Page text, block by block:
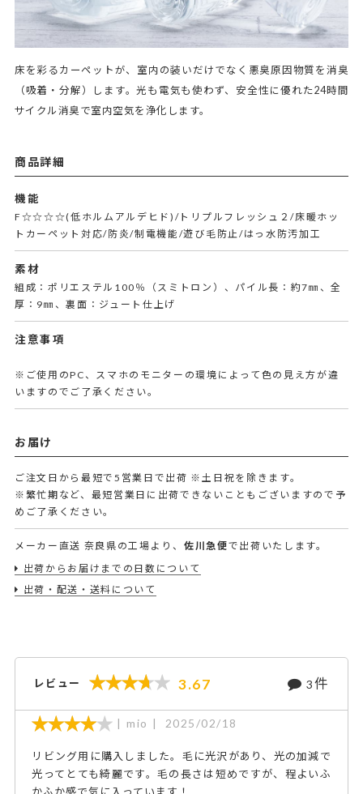
床を彩るカーペットが、室内の装いだけでなく悪臭原因物質を消臭
（吸着・分解）します。光も電気も使わず、安全性に優れた24時間
サイクル消臭で室内空気を浄化します。
商品詳細
機能
F☆☆☆☆(低ホルムアルデヒド)/トリプルフレッシュ２/床暖ホッ
トカーペット対応/防炎/制電機能/遊び毛防止/はっ水防汚加工
素材
組成：ポリエステル100％（スミトロン）、パイル長：約7㎜、全
厚：9㎜、裏面：ジュート仕上げ
注意事項
※ご使用のPC、スマホのモニターの環境によって色の見え方が違
いますのでご了承ください。
お届け
ご注文日から最短で5営業日で出荷 ※土日祝を除きます。
※繁忙期など、最短営業日に出荷できないこともございますので予
めご了承ください。
メーカー直送 奈良県の工場より、 佐川急便で出荷いたします。
出荷からお届けまでの日数について
出荷・配送・送料について
レビュー 3.67 3件
mio 2025/02/18
リビング用に購入しました。毛に光沢があり、光の加減で
光ってとても綺麗です。毛の長さは短めですが、程よいふ